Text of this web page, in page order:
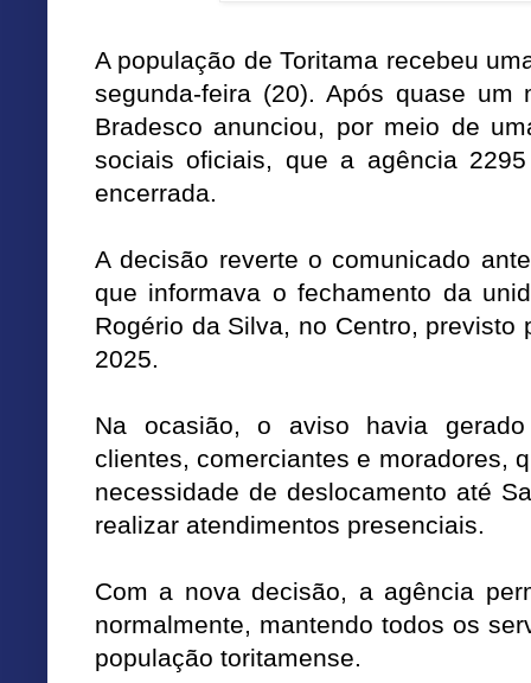
A população de Toritama recebeu
segunda-feira (20). Após quase um
Bradesco anunciou, por meio de
sociais oficiais, que a agência
encerrada.
A decisão reverte o comunicado
que informava o fechamento da
Rogério da Silva, no Centro,
2025.
Na ocasião, o aviso havia
clientes, comerciantes e moradores,
necessidade de deslocamento até
realizar atendimentos presenciais.
Com a nova decisão, a agência
normalmente, mantendo todos os
população toritamense.